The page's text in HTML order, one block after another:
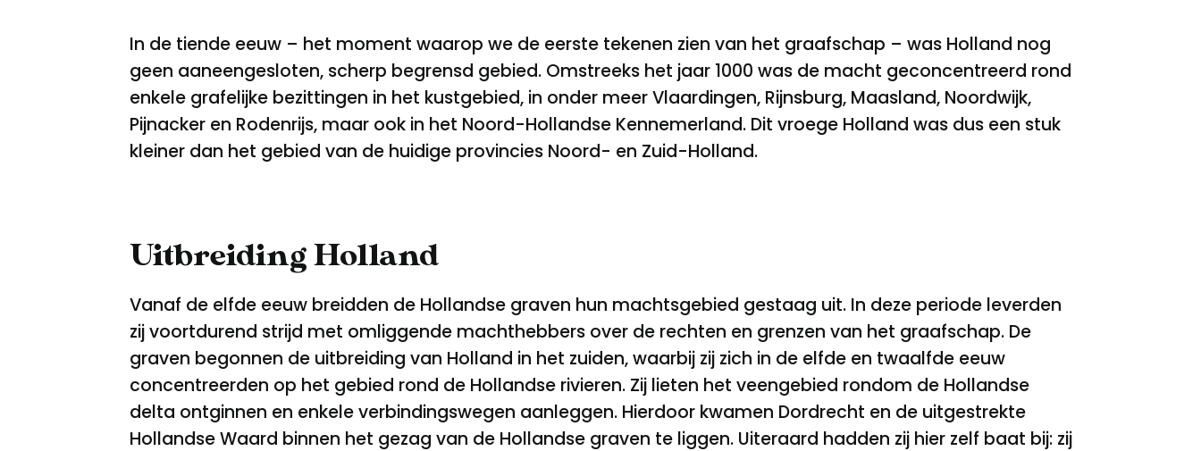
In de tiende eeuw – het moment waarop we de eerste tekenen zien van het graafschap – was Holland nog
geen aaneengesloten, scherp begrensd gebied. Omstreeks het jaar 1000 was de macht geconcentreerd rond
enkele grafelijke bezittingen in het kustgebied, in onder meer Vlaardingen, Rijnsburg, Maasland, Noordwijk,
Pijnacker en Rodenrijs, maar ook in het Noord-Hollandse Kennemerland. Dit vroege Holland was dus een stuk
kleiner dan het gebied van de huidige provincies Noord- en Zuid-Holland.
Uitbreiding Holland
Vanaf de elfde eeuw breidden de Hollandse graven hun machtsgebied gestaag uit. In deze periode leverden
zij voortdurend strijd met omliggende machthebbers over de rechten en grenzen van het graafschap. De
graven begonnen de uitbreiding van Holland in het zuiden, waarbij zij zich in de elfde en twaalfde eeuw
concentreerden op het gebied rond de Hollandse rivieren. Zij lieten het veengebied rondom de Hollandse
delta ontginnen en enkele verbindingswegen aanleggen. Hierdoor kwamen Dordrecht en de uitgestrekte
Hollandse Waard binnen het gezag van de Hollandse graven te liggen. Uiteraard hadden zij hier zelf baat bij: zij